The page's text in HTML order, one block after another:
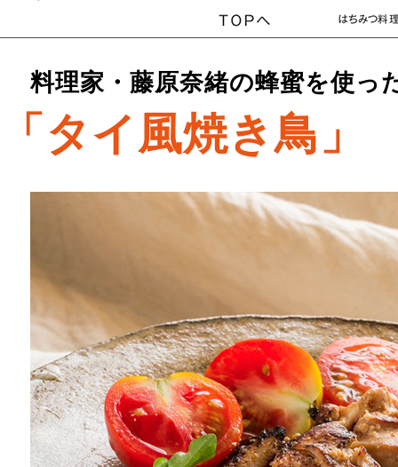
料理家・藤原奈緒の蜂蜜を使
「タイ風焼き鳥」